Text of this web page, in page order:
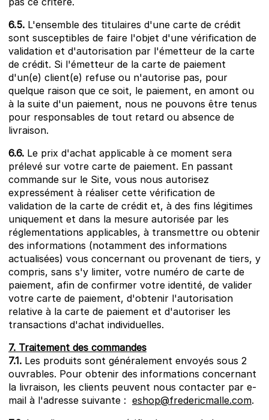
6.5. L'ensemble des titulaires d'une carte de crédit
sont susceptibles de faire l'objet d'une vérification de
validation et d'autorisation par l'émetteur de la carte
de crédit. Si l'émetteur de la carte de paiement
d'un(e) client(e) refuse ou n'autorise pas, pour
quelque raison que ce soit, le paiement, en amont ou
à la suite d'un paiement, nous ne pouvons être tenus
pour responsables de tout retard ou absence de
livraison.
6.6. Le prix d'achat applicable à ce moment sera
prélevé sur votre carte de paiement. En passant
commande sur le Site, vous nous autorisez
expressément à réaliser cette vérification de
validation de la carte de crédit et, à des fins légitimes
uniquement et dans la mesure autorisée par les
réglementations applicables, à transmettre ou obtenir
des informations (notamment des informations
actualisées) vous concernant ou provenant de tiers, y
compris, sans s'y limiter, votre numéro de carte de
paiement, afin de confirmer votre identité, de valider
votre carte de paiement, d'obtenir l'autorisation
relative à la carte de paiement et d'autoriser les
transactions d'achat individuelles.
7. Traitement des commandes
7.1. Les produits sont généralement envoyés sous 2
ouvrables. Pour obtenir des informations concernant
la livraison, les clients peuvent nous contacter par e-
mail à l'adresse suivante : eshop@fredericmalle.com.